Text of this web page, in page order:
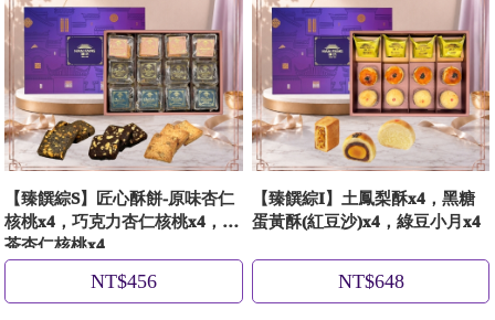
【臻饌綜S】匠心酥餅-原味杏仁
核桃x4，巧克力杏仁核桃x4，紅
茶杏仁核桃x4
NT$456
【臻饌綜I】土鳳梨酥x4，黑糖
蛋黃酥(紅豆沙)x4，綠豆小月x4
NT$648